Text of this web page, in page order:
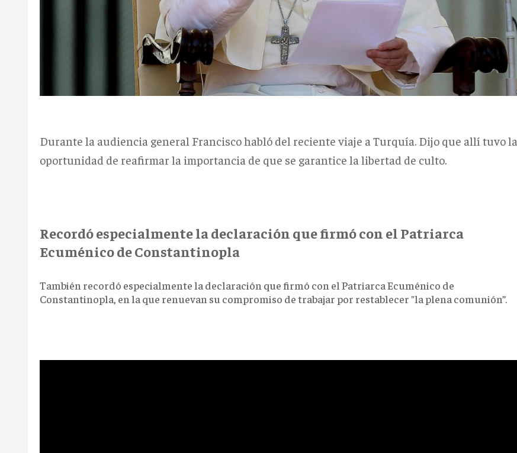
Durante la audiencia general Francisco habló del reciente viaje a Turquía. Dijo que allí tuvo la
oportunidad de reafirmar la importancia de que se garantice la libertad de culto.
Recordó especialmente la declaración que firmó con el Patriarca
Ecuménico de Constantinopla
También recordó especialmente la declaración que firmó con el Patriarca Ecuménico de
Constantinopla, en la que renuevan su compromiso de trabajar por restablecer "la plena comunión”.